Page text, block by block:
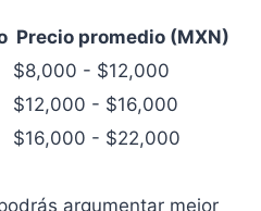
Precio promedio (MXN)
$8,000 - $12,000
$12,000 - $16,000
$16,000 - $22,000
argumentar mejor